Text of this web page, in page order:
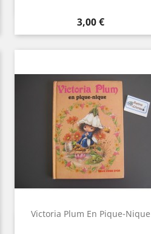
Prix
3,00 €
Victoria Plum En Pique-Nique